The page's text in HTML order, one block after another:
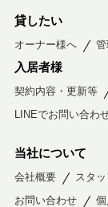
貸したい
オーナー様へ
入居者様
契約内容・更新等
LINEでお問い合わ
当社について
会社概要 スタ
お問い合わせ